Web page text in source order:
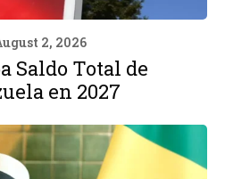
2, 2026
Saldo Total de
en 2027